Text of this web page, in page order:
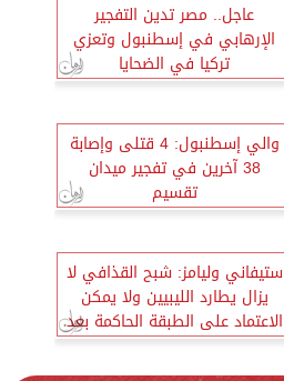
عاجل.. مصر تدين التفجير
الإرهابي في إسطنبول وتعزي
تركيا في الضحايا
والي إسطنبول: 4 قتلى وإصابة
38 آخرين في تفجير ميدان
تقسيم
ستيفاني وليامز: شبح القذافي لا
يزال يطارد الليبيين ولا يمكن
الاعتماد على الطبقة الحاكمة بعد
2011